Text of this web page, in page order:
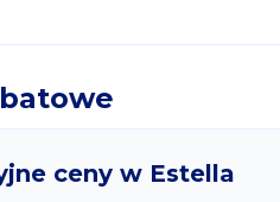
ceny w Estella